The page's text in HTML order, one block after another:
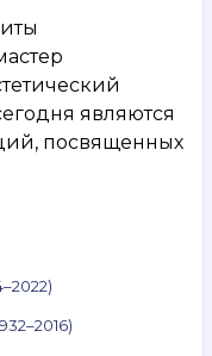
являются
посвященных